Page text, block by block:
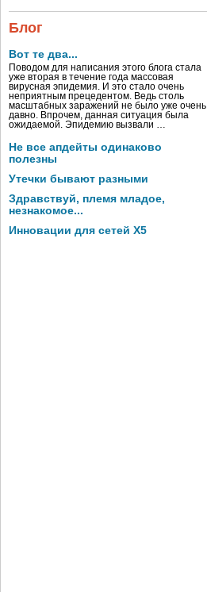
Блог
Вот те два...
Поводом для написания этого блога стала
уже вторая в течение года массовая
вирусная эпидемия. И это стало очень
неприятным прецедентом. Ведь столь
масштабных заражений не было уже очень
давно. Впрочем, данная ситуация была
ожидаемой. Эпидемию вызвали …
Не все апдейты одинаково
полезны
Утечки бывают разными
Здравствуй, племя младое,
незнакомое...
Инновации для сетей X5